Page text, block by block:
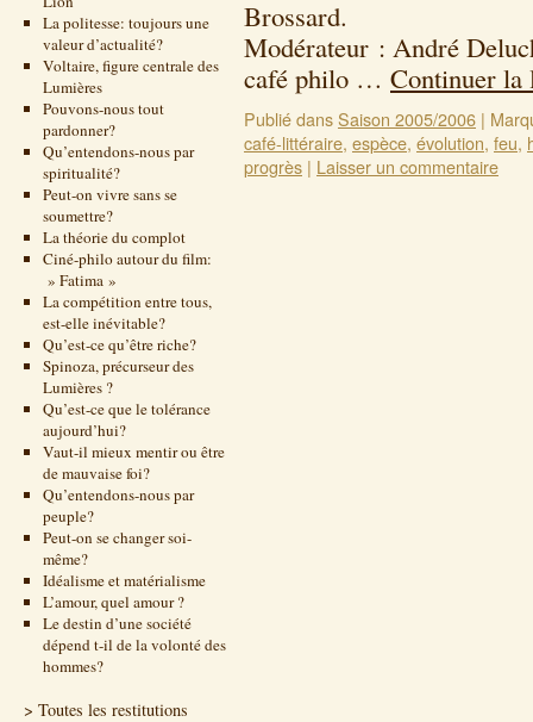
La politesse: toujours une
valeur d’actualité?
Voltaire, figure centrale des
Lumières
Pouvons-nous tout
pardonner?
Qu’entendons-nous par
spiritualité?
Peut-on vivre sans se
soumettre?
La théorie du complot
Ciné-philo autour du film:
» Fatima »
La compétition entre tous,
est-elle inévitable?
Qu’est-ce qu’être riche?
Spinoza, précurseur des
Lumières ?
Qu’est-ce que le tolérance
aujourd’hui?
Vaut-il mieux mentir ou être
de mauvaise foi?
Qu’entendons-nous par
peuple?
Peut-on se changer soi-
même?
Idéalisme et matérialisme
L’amour, quel amour ?
Le destin d’une société
dépend t-il de la volonté des
hommes?
> Toutes les restitutions
Modérateur : André
café philo … Continuer
Publié dansSaison 2005/2006 |
café-littéraire, espèce, évolution, feu,
progrès | Laisser un commentaire